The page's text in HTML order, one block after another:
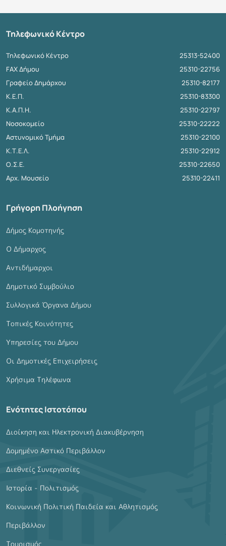
Τηλεφωνικό Κέντρο
Τηλεφωνικό Κέντρο
25313-52400
FAX Δήμου
25310-22756
Γραφείο Δημάρχου
25310-82177
Κ.Ε.Π.
25310-83300
Κ.Α.Π.Η.
25310-22797
Νοσοκομείο
25310-22222
Αστυνομικό Τμήμα
25310-22100
Κ.Τ.Ε.Λ.
25310-22912
Ο.Σ.Ε.
25310-22650
Αρχ. Μουσείο
25310-22411
Γρήγορη Πλοήγηση
Δήμος Κομοτηνής
Ο Δήμαρχος
Αντιδήμαρχοι
Δημοτικό Συμβούλιο
Συλλογικά Όργανα Δήμου
Τοπικές Κοινότητες
Υπηρεσίες του Δήμου
Οι Δημοτικές Επιχειρήσεις
Χρήσιμα Τηλέφωνα
Ενότητες Ιστοτόπου
Διοίκηση και Ηλεκτρονική Διακυβέρνηση
Δομημένο Αστικό Περιβάλλον
Διεθνείς Συνεργασίες
Ιστορία - Πολιτισμός
Κοινωνική Πολιτική Παιδεία και Αθλητισμός
Περιβάλλον
Τουρισμός